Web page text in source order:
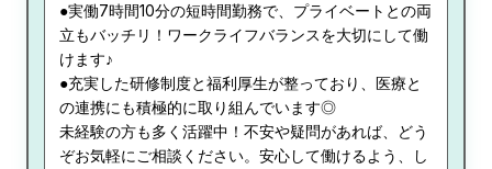
●実働7時間10分の短時間勤務で、プライベートとの両
立もバッチリ！ワークライフバランスを大切にして働
けます♪
●充実した研修制度と福利厚生が整っており、医療と
の連携にも積極的に取り組んでいます◎
未経験の方も多く活躍中！不安や疑問があれば、どう
ぞお気軽にご相談ください。安心して働けるよう、し